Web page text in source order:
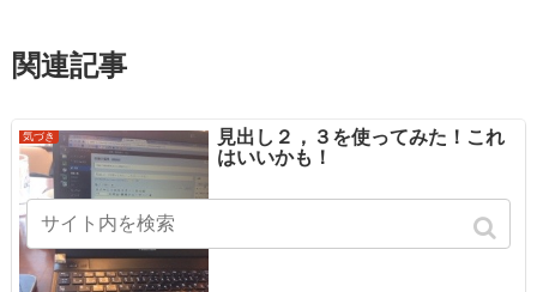
関連記事
気づき
見出し２，３を使ってみた！これ
はいいかも！